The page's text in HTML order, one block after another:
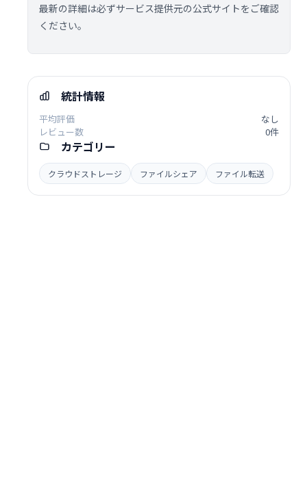
最新の詳細は必ずサービス提供元の公式サイトをご確認
ください。
統計情報
平均評価
なし
レビュー数
0件
カテゴリー
クラウドストレージ ファイルシェア ファイル転送